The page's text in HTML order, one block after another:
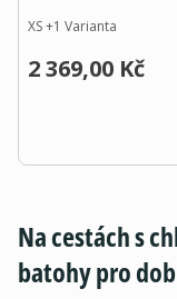
XS+1 Varianta
2 369,00 Kč
Na cestách s
batohy pro